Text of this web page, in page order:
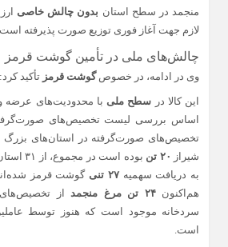
منجمد در سطح استان بدون چالش خاصی
لازم جهت آغاز فوری توزیع صورت پذیرفته است.
چالش‌های ملی در تأمین گوشت قرمز
وی در ادامه، در خصوصگوشت قرمز تأکید کرد:
این کالا در سطح ملی با محدودیت‌های عرضه
اساس بررسی لیست تخصیص‌های صورت‌گرفته
تخصیص‌های صورت‌گرفته در استان‌های بزرگ
شیراز ۲۰ تن
بوده است
به دریافت سهمیه۲۷ تنی
گوشت قرمز
هم‌اکنون۲۴ تن مرغ منجمد از تخصیص‌های
سردخانه موجود است که هنوز توسط
است.